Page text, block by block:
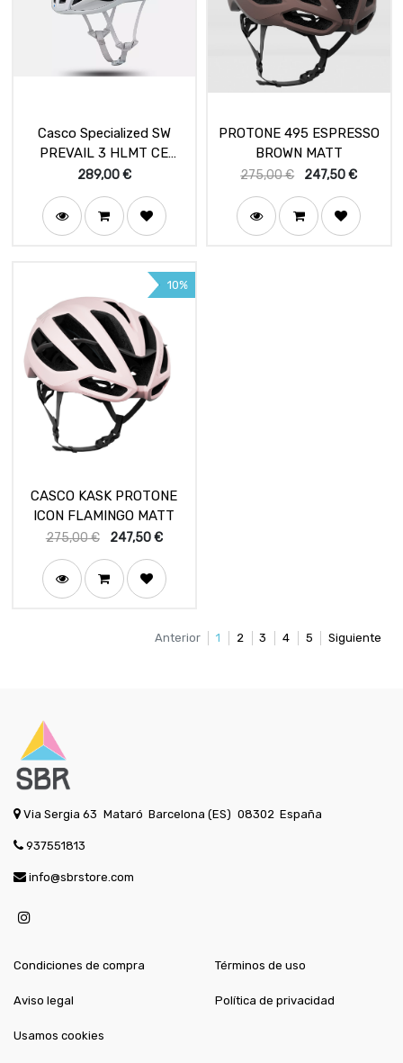
Casco Specialized SW
PREVAIL 3 HLMT CE
DLMMULTI
289,00€
PROTONE 495 ESPRESSO
BROWN MATT
275,00€ 247,50€
10%
CASCO KASK PROTONE
ICON FLAMINGO MATT
275,00€ 247,50€
Anterior 1 2 3 4 5 Siguiente
Via Sergia 63 Mataró Barcelona (ES) 08302 España
937551813
info@sbrstore.com
Condiciones de compra
Aviso legal
Términos de uso
Política de privacidad
Usamos cookies